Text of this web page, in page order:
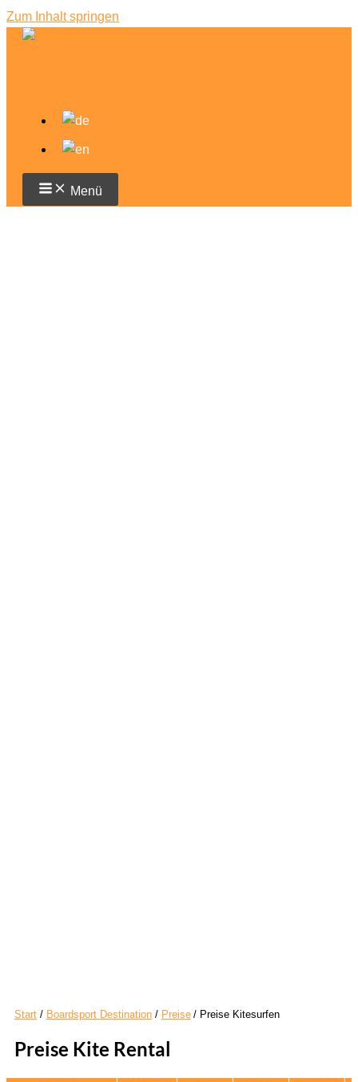
Zum Inhalt springen
Menü
Start Boardsport Destination Preise Preise Kitesurfen
Preise Kite Rental